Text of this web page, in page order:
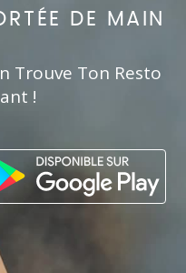
DE MAIN
Trouve Ton Resto
!